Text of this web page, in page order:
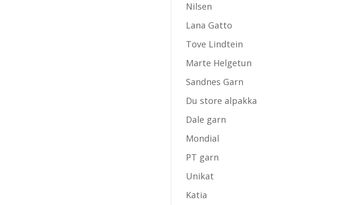
Nilsen
Lana Gatto
Tove Lindtein
Marte Helgetun
Sandnes Garn
Du store alpakka
Dale garn
Mondial
PT garn
Unikat
Katia